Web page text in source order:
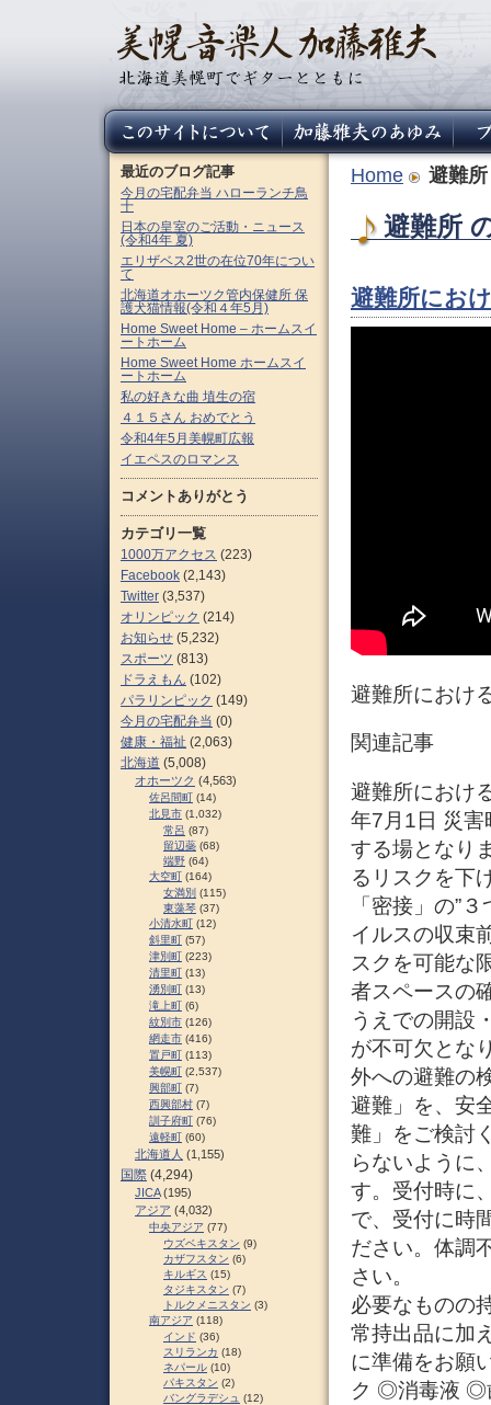
Home 避難所
避難所
避難所にお
避難所におけ
関連記事
避難所におけ
年7月1日 災害
する場となり
るリスクを下
「密接」の”
イルスの収束
スクを可能な
者スペースの
うえでの開設
が不可欠とな
外への避難の
避難」を、安
難」をご検討
らないように
す。受付時に
で、受付に時
ださい。体調
さい。
必要なものの
常持出品に加
に準備をお願
ク ◎消毒液 ◎
最近のブログ記事
今月の宅配弁当 ハローランチ鳥
十
日本の皇室のご活動・ニュース
(令和4年 夏)
エリザベス2世の在位70年につい
て
北海道オホーツク管内保健所 保
護犬猫情報(令和４年5月)
Home Sweet Home – ホームスイ
ートホーム
Home Sweet Home ホームスイ
ートホーム
私の好きな曲 埴生の宿
４１５さん おめでとう
令和4年5月美幌町広報
イエペスのロマンス
コメントありがとう
カテゴリ一覧
1000万アクセス (223)
Facebook (2,143)
Twitter (3,537)
オリンピック (214)
お知らせ (5,232)
スポーツ (813)
ドラえもん (102)
パラリンピック (149)
今月の宅配弁当 (0)
健康・福祉 (2,063)
北海道 (5,008)
オホーツク (4,563)
佐呂間町 (14)
北見市 (1,032)
常呂 (87)
留辺蘂 (68)
端野 (64)
大空町 (164)
女満別 (115)
東藻琴 (37)
小清水町 (12)
斜里町 (57)
津別町 (223)
清里町 (13)
湧別町 (13)
滝上町 (6)
紋別市 (126)
網走市 (416)
置戸町 (113)
美幌町 (2,537)
興部町 (7)
西興部村 (7)
訓子府町 (76)
遠軽町 (60)
北海道人 (1,155)
国際 (4,294)
JICA(195)
アジア (4,032)
中央アジア (77)
ウズベキスタン (9)
カザフスタン (6)
キルギス (15)
タジキスタン (7)
トルクメニスタン (3)
南アジア (118)
インド (36)
スリランカ (18)
ネパール (10)
パキスタン (2)
バングラデシュ (12)